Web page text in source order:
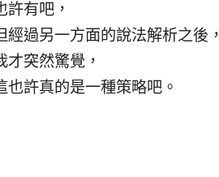
許有吧，
經過另一方面的說法解析之後，
才突然驚覺，
也許真的是一種策略吧。